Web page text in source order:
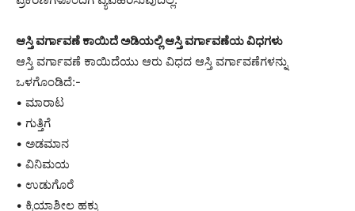
ಆಸ್ತಿ ವರ್ಗಾವಣೆ ಕಾಯಿದೆ ಅಡಿಯಲ್ಲಿ ಆಸ್ತಿ ವರ್ಗಾವಣೆಯ ವಿಧಗಳು
ಆಸ್ತಿ ವರ್ಗಾವಣೆ ಕಾಯಿದೆಯು ಆರು ವಿಧದ ಆಸ್ತಿ ವರ್ಗಾವಣೆಗಳನ್ನು
ಒಳಗೊಂಡಿದೆ:-
• ಮಾರಾಟ
• ಗುತ್ತಿಗೆ
• ಅಡಮಾನ
• ವಿನಿಮಯ
• ಉಡುಗೊರೆ
• ಕ್ರಿಯಾಶೀಲ ಹಕ್ಕು